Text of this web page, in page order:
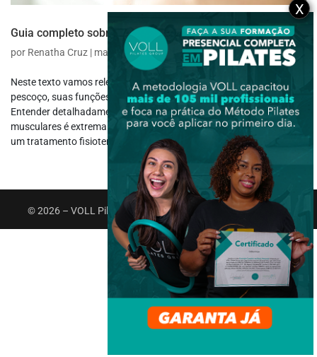
Guia completo sobre Músculos do pescoço
por Renatha Cruz | maio 19, 2021|Fisiologia
Neste texto vamos relembrar um pouco sobre os músculos do
pescoço, suas funções, suas origens, inserções e inervações.
Entender detalhadamente como funcionam tais estruturas
musculares é extremamente importante para orientar corretamente
um tratamento fisioterápico de...
© 2026 – VOLL Pilates Group. Todos os direitos reservados.
X